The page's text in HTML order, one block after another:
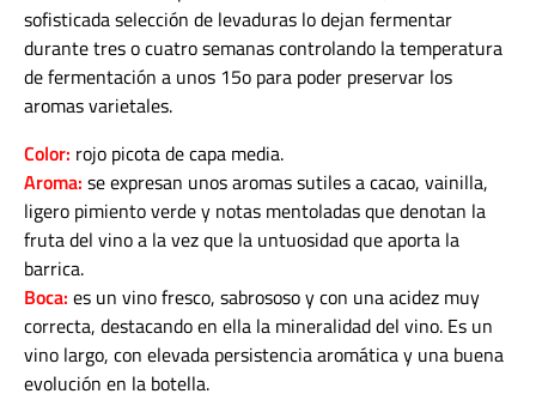
sofisticada selección de levaduras lo dejan fermentar
durante tres o cuatro semanas controlando la temperatura
de fermentación a unos 15o para poder preservar los
aromas varietales.
Color: rojo picota de capa media.
Aroma: se expresan unos aromas sutiles a cacao, vainilla,
ligero pimiento verde y notas mentoladas que denotan la
fruta del vino a la vez que la untuosidad que aporta la
barrica.
Boca: es un vino fresco, sabrososo y con una acidez muy
correcta, destacando en ella la mineralidad del vino. Es un
vino largo, con elevada persistencia aromática y una buena
evolución en la botella.